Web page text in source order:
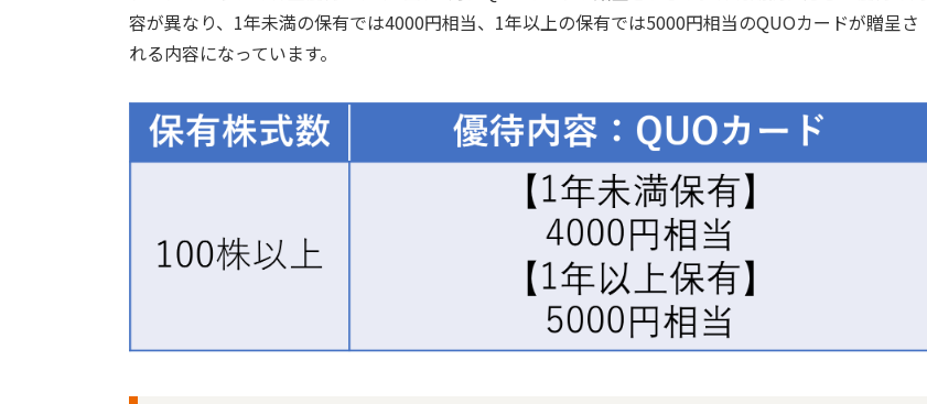
容が異なり、1年未満の保有では4000円相当、1年以上の保有では5000円相当のQUOカードが贈呈さ
れる内容になっています。